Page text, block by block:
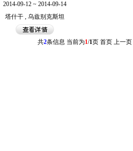
2014-09-12 ~ 2014-09-14
塔什干 , 乌兹别克斯坦
共2条信息 当前为1/1页 首页 上一页